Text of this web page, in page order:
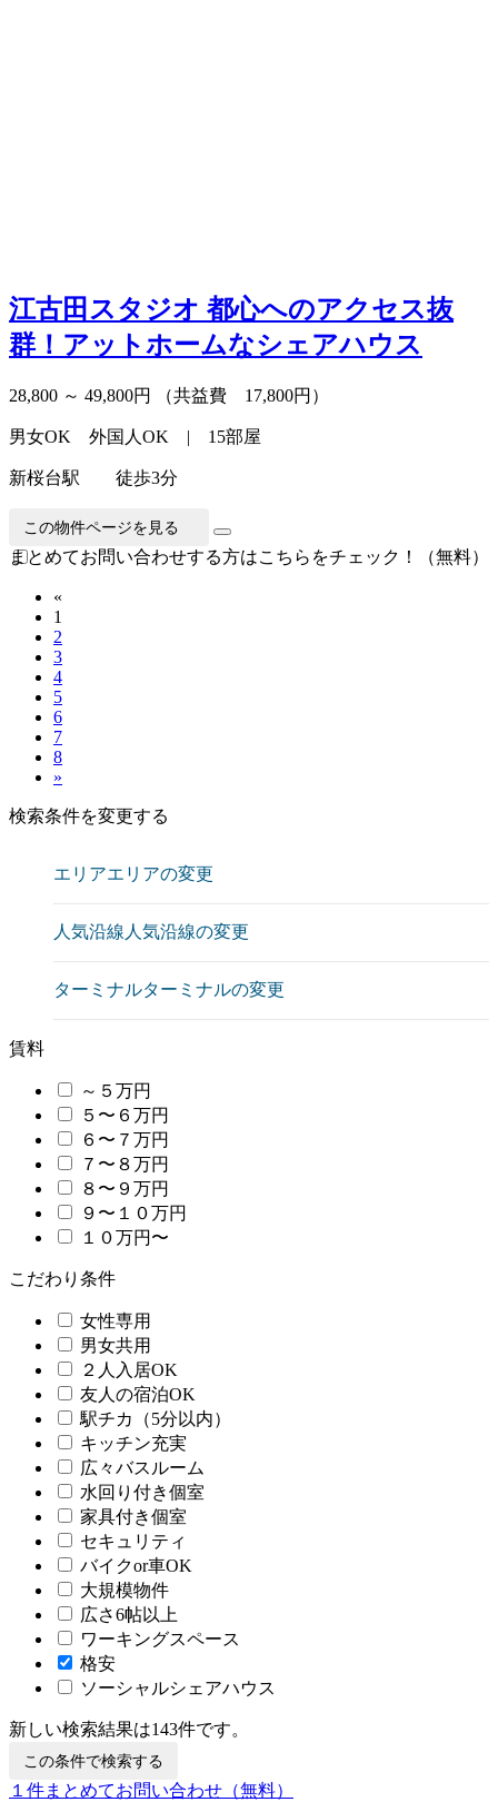
江古田スタジオ 都心へのアクセス抜
群！アットホームなシェアハウス
28,800 ～ 49,800円 （共益費 17,800円）
男女OK 外国人OK | 15部屋
新桜台駅 徒歩3分
この物件ページを見る
まとめてお問い合わせする方はこちらをチェック！（無料）
«
1
2
3
4
5
6
7
8
»
検索条件を変更する
エリアエリアの変更
人気沿線 人気沿線の変更
ターミナルターミナルの変更
賃料
～５万円
５〜６万円
６〜７万円
７〜８万円
８〜９万円
９〜１０万円
１０万円〜
こだわり条件
女性専用
男女共用
２人入居OK
友人の宿泊OK
駅チカ（5分以内）
キッチン充実
広々バスルーム
水回り付き個室
家具付き個室
セキュリティ
バイクor車OK
大規模物件
広さ6帖以上
ワーキングスペース
格安
ソーシャルシェアハウス
新しい検索結果は143件です。
この条件で検索する
１ 件まとめてお問い合わせ （無料）